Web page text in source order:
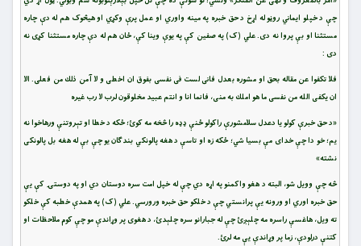
چې د خپلو ایماني روڼو له اړخ د حق خبره په مینه واوري او عمل پرې وکړي او هیڅوک هم له دې چاره
مستثنا او بې پروا نه دی. علي (ک) په صفین کې په يوې وینا کې، ځان هم له دې چاره مستثنا کړی نه
دی :
فلا تكفوا عن مقاله بحق او مشوره بعدل فانى لست فى نفسى بفوق ان اخطى و لا آمن ذلك من فعلى. الا
ان يكفى الله من نفسى ما هو املك به منى، فانما انا و انتم عبيد مخلوقون لرب لا رب غيره
«د حق خبرې کولو یا دعدل سلامشورې راکولو ځنې ډډه را څخه مه کوئ؛ ځکه د خطا او تېروتنې ورهاخوا نه
یم؛ خو دا چې خدای مې بسیا شي؛ ځکه زه او تاسې د هغه پالونکي بندګان یو چې بې له هغه بل پالونکی
نشته»
څه چې وویل شو، البته د هغو واکمنو په اړه دي چې له خپل امت سره دوستان دي او په دوستۍ کې یې
حق خبره اوري او ورونه یې پرانستي چې د خلکو حق خبره ورورسي. علي (ک) په همدې خطبه کې خلکو
ته ویل، هاغسې راسره مه چلېږئ چې له جبارانو سره چلېدئ، د هغوی پر وړاندې مو چې کوم ملاحظات او
کتنې درلودې، زما پر وړاندې یې مه لرئ.